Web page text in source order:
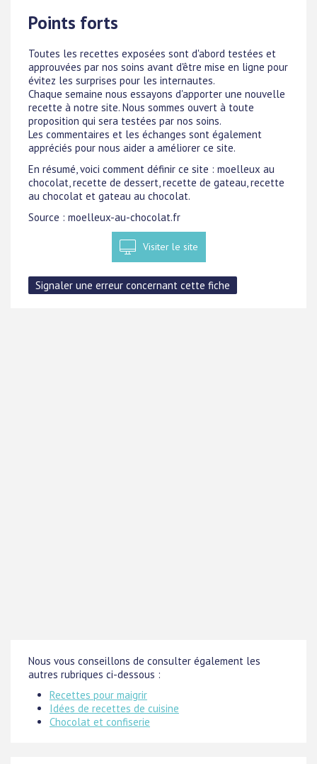
Points forts
Toutes les recettes exposées sont d'abord testées et
approuvées par nos soins avant d'être mise en ligne pour
évitez les surprises pour les internautes.
Chaque semaine nous essayons d'apporter une nouvelle
recette à notre site. Nous sommes ouvert à toute
proposition qui sera testées par nos soins.
Les commentaires et les échanges sont également
appréciés pour nous aider a améliorer ce site.
En résumé, voici comment définir ce site : moelleux au
chocolat, recette de dessert, recette de gateau, recette
au chocolat et gateau au chocolat.
Source : moelleux-au-chocolat.fr
Visiter le site
Nous vous conseillons de consulter également les
autres rubriques ci-dessous :
Recettes pour maigrir
Idées de recettes de cuisine
Chocolat et confiserie